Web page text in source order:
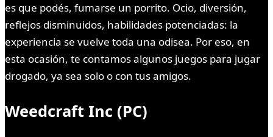
es que podés, fumarse un porrito. Ocio, diversión,
reflejos disminuidos, habilidades potenciadas: la
experiencia se vuelve toda una odisea. Por eso, en
esta ocasión, te contamos algunos juegos para jugar
drogado, ya sea solo o con tus amigos.
Weedcraft Inc (PC)